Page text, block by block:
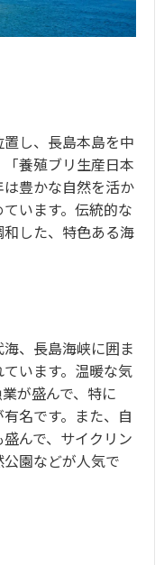
し、長島本島を中
養殖ブリ生産日本
豊かな自然を活か
います。伝統的な
した、特色ある海
、長島海峡に囲ま
います。温暖な気
が盛んで、特に
名です。また、自
んで、サイクリン
園などが人気で